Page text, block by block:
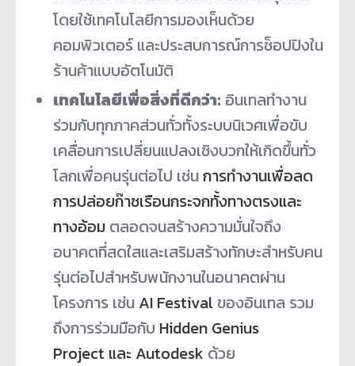
โดยใช้เทคโนโลยีการมองเห็นด้วย
คอมพิวเตอร์ และประสบการณ์การช็อปปิงใน
ร้านค้าแบบอัตโนมัติ
เทคโนโลยีเพื่อสิ่งที่ดีกว่า: อินเทลทำงาน
ร่วมกับทุกภาคส่วนทั่วทั้งระบบนิเวศเพื่อขับ
เคลื่อนการเปลี่ยนแปลงเชิงบวกให้เกิดขึ้นทั่ว
โลกเพื่อคนรุ่นต่อไป เช่นการทำงานเพื่อลด
การปล่อยก๊าซเรือนกระจกทั้งทางตรงและ
ทางอ้อมตลอดจนสร้างความมั่นใจถึง
อนาคตที่สดใสและเสริมสร้างทักษะสำหรับคน
รุ่นต่อไปสำหรับพนักงานในอนาคตผ่าน
โครงการ เช่น AI Festival ของอินเทล รวม
ถึงการร่วมมือกับ Hidden Genius
Project และ Autodesk ด้วย